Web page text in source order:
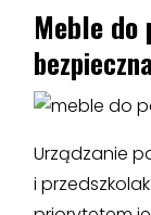
Meble do
Urządzanie
i